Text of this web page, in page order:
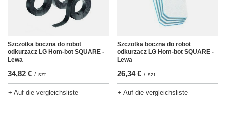
Szczotka boczna do robot
odkurzacz LG Hom-bot SQUARE -
Lewa
34,82 € / szt.
+ Auf die vergleichsliste
Szczotka boczna do robot
odkurzacz LG Hom-bot SQUARE -
Lewa
26,34 € / szt.
+ Auf die vergleichsliste